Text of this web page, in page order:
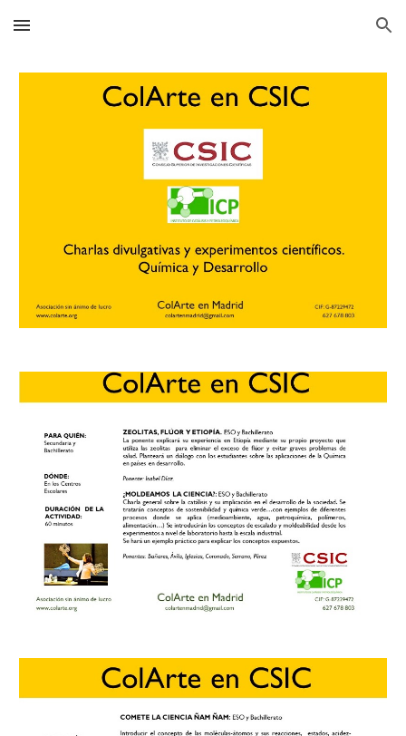
Skip to main content Skip to navigation